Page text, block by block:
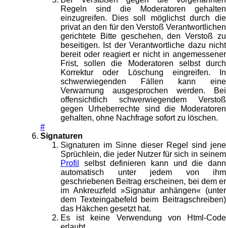
Regeln sind die Moderatoren gehalten
einzugreifen. Dies soll möglichst durch die
privat an den für den Verstoß Verantwortlichen
gerichtete Bitte geschehen, den Verstoß zu
beseitigen. Ist der Verantwortliche dazu nicht
bereit oder reagiert er nicht in angemessener
Frist, sollen die Moderatoren selbst durch
Korrektur oder Löschung eingreifen. In
schwerwiegenden Fällen kann eine
Verwarnung ausgesprochen werden. Bei
offensichtlich schwerwiegendem Verstoß
gegen Urheberrechte sind die Moderatoren
gehalten, ohne Nachfrage sofort zu löschen.
#
Signaturen
Signaturen im Sinne dieser Regel sind jene
Sprüchlein, die jeder Nutzer für sich in seinem
Profil
selbst definieren kann und die dann
automatisch unter jedem von ihm
geschriebenen Beitrag erscheinen, bei dem er
im Ankreuzfeld »Signatur anhängen« (unter
dem Texteingabefeld beim Beitragschreiben)
das Häkchen gesetzt hat.
Es ist keine Verwendung von Html-Code